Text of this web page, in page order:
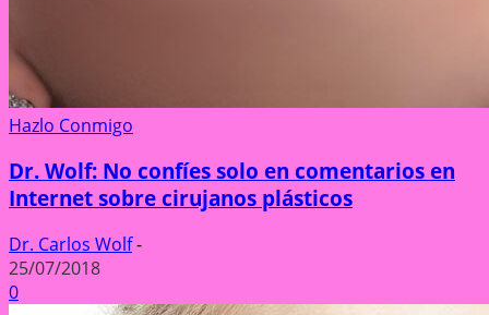
Hazlo Conmigo
Dr. Wolf: No confíes solo en comentarios en
Internet sobre cirujanos plásticos
Dr. Carlos Wolf-
25/07/2018
0